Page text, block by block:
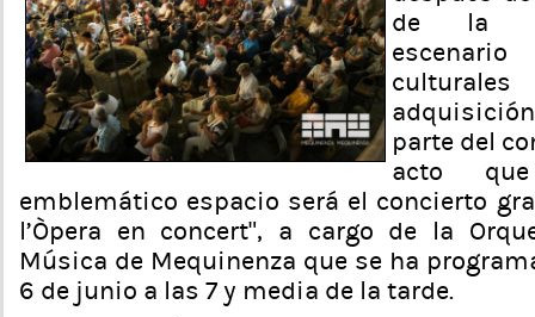
de la
parte del
acto
emblemático espacio será el concierto
l’Òpera en concert”, a cargo de la
Música de Mequinenza que se ha
6 de junio a las 7 y media de la tarde.